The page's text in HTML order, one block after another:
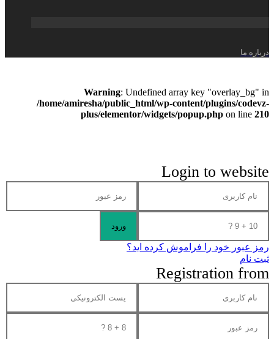
درباره ما
Warning: Undefined array key "overlay_bg" in
/home/amiresha/public_html/wp-content/plugins/codevz-
plus/elementor/widgets/popup.php on line 210
Login to website
رمز عبور خود را فراموش کرده اید؟
ثبت نام
Registration from